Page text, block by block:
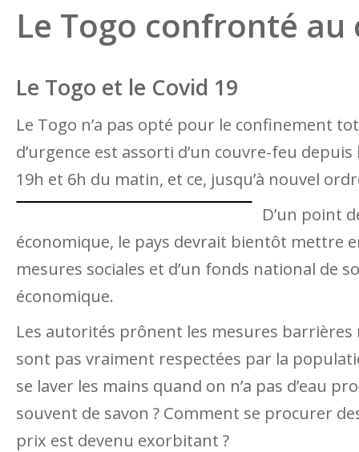
Le Togo confronté
Le Togo et le Covid 19
Le Togo n’a pas opté pour le confinement
d’urgence est assorti d’un couvre-feu
19h et 6h du matin, et ce, jusqu’à nouvel
D’un point
économique, le pays devrait bientôt mettre
mesures sociales et d’un fonds national de
économique.
Les autorités prônent les mesures barrières
sont pas vraiment respectées par la
se laver les mains quand on n’a pas d’eau
souvent de savon ? Comment se procurer
prix est devenu exorbitant ?